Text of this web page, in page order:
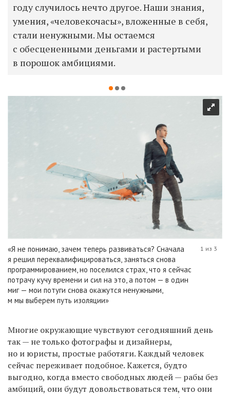
году случилось нечто другое. Наши знания,
умения, «человекочасы», вложенные в себя,
стали ненужными. Мы остаемся
с обесцененными деньгами и растертыми
в порошок амбициями.
«Я не понимаю, зачем теперь развиваться? Сначала
я решил переквалифицироваться, заняться снова
программированием, но поселился страх, что я сейчас
потрачу кучу времени и сил на это, а потом — в один
миг — мои потуги снова окажутся ненужными,
м мы выберем путь изоляции»
1 из 3
Многие окружающие чувствуют сегодняшний день
так — не только фотографы и дизайнеры,
но и юристы, простые работяги. Каждый человек
сейчас переживает подобное. Кажется, будто
выгодно, когда вместо свободных людей — рабы без
амбиций, они будут довольствоваться тем, что они